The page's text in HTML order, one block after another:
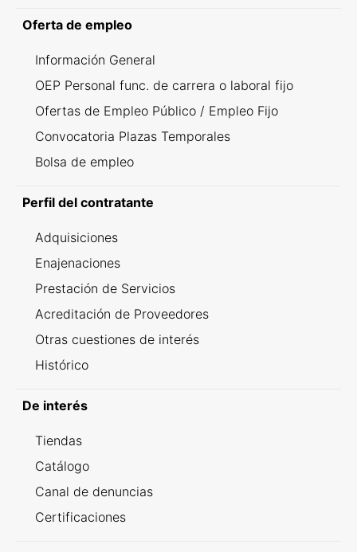
Oferta de empleo
Información General
OEP Personal func. de carrera o laboral fijo
Ofertas de Empleo Público / Empleo Fijo
Convocatoria Plazas Temporales
Bolsa de empleo
Perfil del contratante
Adquisiciones
Enajenaciones
Prestación de Servicios
Acreditación de Proveedores
Otras cuestiones de interés
Histórico
De interés
Tiendas
Catálogo
Canal de denuncias
Certificaciones